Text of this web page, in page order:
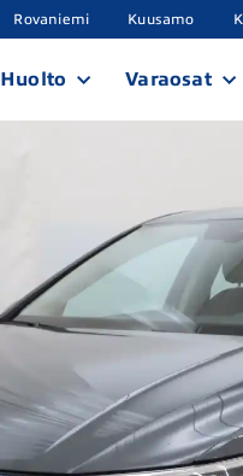
Rovaniemi Kuusamo
Huolto Varaosat